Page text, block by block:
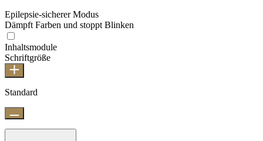
Epilepsie-sicherer Modus
Dämpft Farben und stoppt Blinken
Inhaltsmodule
Schriftgröße
Standard